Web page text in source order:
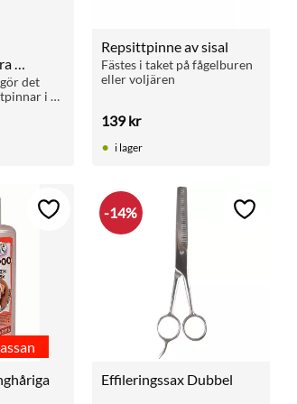
det
i
Rabatt
Repsittpinne av sisal
Fästes i taket på fågelburen
eller voljären
139kr
i lager
Lägg till i favoriter
Effileringssax Dubbel
14% Lägg till